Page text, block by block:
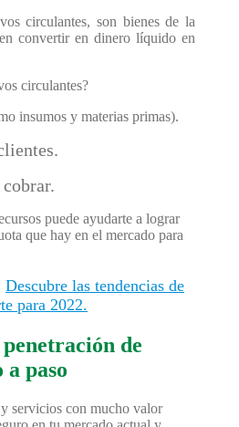
circulantes, son bienes de la
convertir en dinero líquido en
circulantes?
insumos y materias primas).
puede ayudarte a lograr
que hay en el mercado para
Descubre las tendencias de
para 2022.
de
a paso
servicios con mucho valor